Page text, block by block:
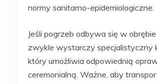
normy sanitarno-epidemiologiczne.
Jeśli pogrzeb odbywa się w
zwykle wystarczy specjalistyczny
który umożliwia odpowiednią
ceremonialną. Ważne, aby